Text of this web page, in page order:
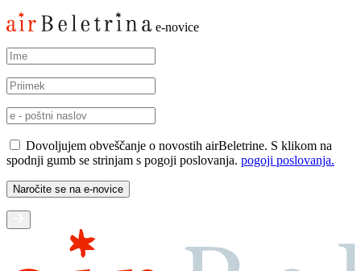
e-novice
Dovoljujem obveščanje o novostih airBeletrine. S klikom na
spodnji gumb se strinjam s pogoji poslovanja. pogoji poslovanja.